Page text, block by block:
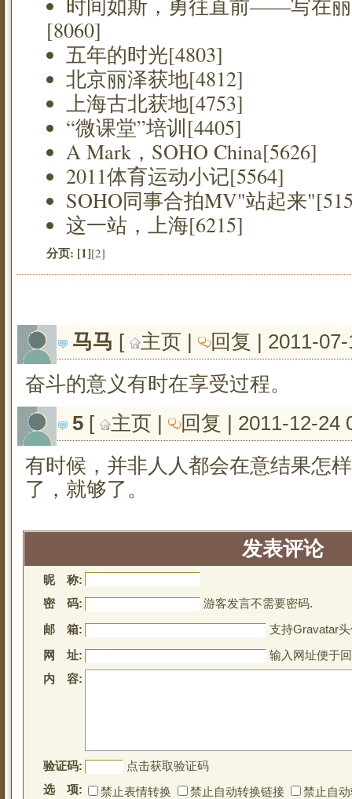
[8060]
五年的时光[4803]
北京丽泽获地[4812]
上海古北获地[4753]
“微课堂”培训[4405]
A Mark，SOHO China[5626]
2011体育运动小记[5564]
SOHO同事合拍MV"站起来
这一站，上海[6215]
分页: [1][2]
马马 [ 主页 | 回复 | 2011-
奋斗的意义有时在享受过程。
5 [ 主页 | 回复 | 2011-12-24
有时候，并非人人都会在意结果怎
了，就够了。
发表评论
昵 称:
密 码:
游客发言不需要密码.
邮 箱:
支持Gravatar
网 址:
输入网址便于
内 容:
验证码:
点击获取验证码
选 项:
禁止表情转换 禁止自动转换链接
禁止自